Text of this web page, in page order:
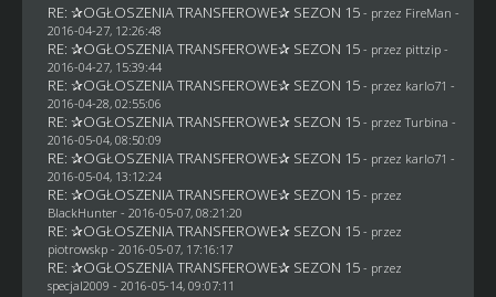
RE: ✰OGŁOSZENIA TRANSFEROWE✰ SEZON 15 - przez FireMan -
2016-04-27, 12:26:48
RE: ✰OGŁOSZENIA TRANSFEROWE✰ SEZON 15 - przez pittzip-
2016-04-27, 15:39:44
RE: ✰OGŁOSZENIA TRANSFEROWE✰ SEZON 15 - przez karlo71 -
2016-04-28, 02:55:06
RE: ✰OGŁOSZENIA TRANSFEROWE✰ SEZON 15 - przez Turbina -
2016-05-04, 08:50:09
RE: ✰OGŁOSZENIA TRANSFEROWE✰ SEZON 15 - przez karlo71 -
2016-05-04, 13:12:24
RE: ✰OGŁOSZENIA TRANSFEROWE✰ SEZON 15 - przez
BlackHunter- 2016-05-07, 08:21:20
RE: ✰OGŁOSZENIA TRANSFEROWE✰ SEZON 15 - przez
piotrowskp- 2016-05-07, 17:16:17
RE: ✰OGŁOSZENIA TRANSFEROWE✰ SEZON 15 - przez
specjal2009 - 2016-05-14, 09:07:11